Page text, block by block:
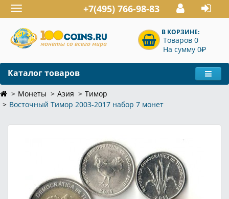
Toggle
navigation
+7(495) 766-98-83
В КОРЗИНЕ:
Товаров 0
На сумму 0P
Каталог товаров
Монеты Азия
Тимор
Восточный Тимор 2003-2017 набор 7 монет